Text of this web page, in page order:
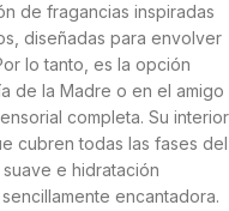
de fragancias inspiradas
diseñadas para envolver
lo tanto, es la opción
de la Madre o en el amigo
completa. Su interior
cubren todas las fases del
e hidratación
encantadora.